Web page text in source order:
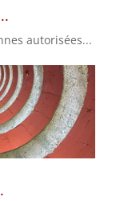
autorisées...